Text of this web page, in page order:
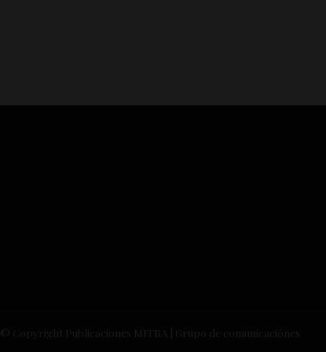
© Copyright Publicaciones MITRA | Grupo de comunicaciónes